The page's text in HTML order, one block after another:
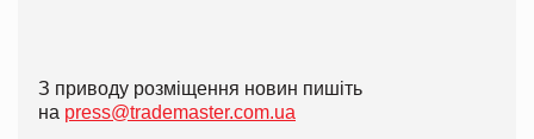
З приводу розміщення новин пишіть
на press@trademaster.com.ua